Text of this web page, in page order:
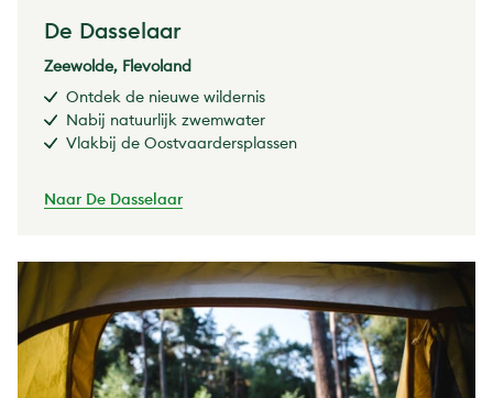
De Dasselaar
Zeewolde, Flevoland
Ontdek de nieuwe wildernis
Nabij natuurlijk zwemwater
Vlakbij de Oostvaardersplassen
Naar De Dasselaar